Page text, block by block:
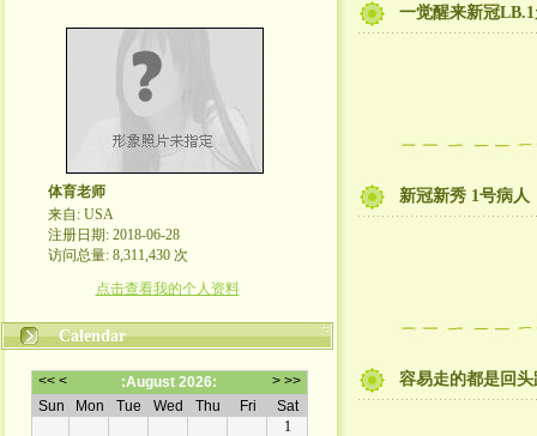
体育老师
来自: USA
注册日期: 2018-06-28
访问总量: 8,311,430 次
点击查看我的个人资料
Calendar
一觉醒来新冠
新冠新秀 1号病人
容易走的都是回